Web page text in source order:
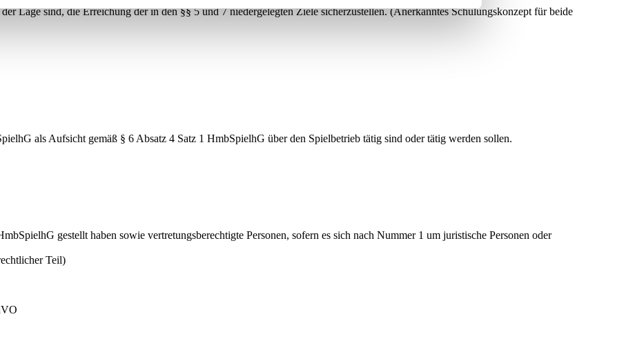
Lage sind, die Erreichung der in den §§ 5 und 7 niedergelegten Ziele sicherzustellen. (Anerkanntes Schulungskonzept für beide
als Aufsicht gemäß § 6 Absatz 4 Satz 1 HmbSpielhG über den Spielbetrieb tätig sind oder tätig werden sollen.
gestellt haben sowie vertretungsberechtigte Personen, sofern es sich nach Nummer 1 um juristische Personen oder
Teil)